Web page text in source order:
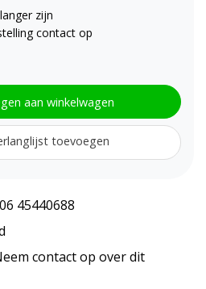
zijn
contact op
aan winkelwagen
toevoegen
45440688
contact op over dit